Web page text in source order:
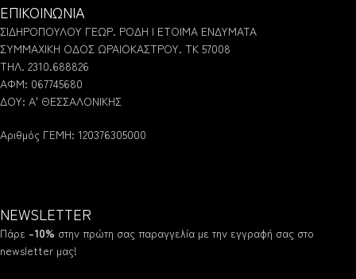
ΕΠΙΚΟΙΝΩΝΙΑ
ΣΙΔΗΡΟΠΟΥΛΟΥ ΓΕΩΡ. ΡΟΔΗ | ΕΤΟΙΜΑ ΕΝΔΥΜΑΤΑ
ΣΥΜΜΑΧΙΚΗ ΟΔΟΣ ΩΡΑΙΟΚΑΣΤΡΟΥ. ΤΚ 57008
ΤΗΛ. 2310.688826
ΑΦΜ: 067745680
ΔΟΥ: Α' ΘΕΣΣΑΛΟΝΙΚΗΣ
Αριθμός ΓΕΜΗ: 120376305000
NEWSLETTER
Πάρε -10% στην πρώτη σας παραγγελία με την εγγραφή σας στο
newsletter μας!